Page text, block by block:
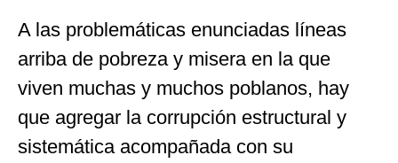
A las problemáticas enunciadas líneas
arriba de pobreza y misera en la que
viven muchas y muchos poblanos, hay
que agregar la corrupción estructural y
sistemática acompañada con su